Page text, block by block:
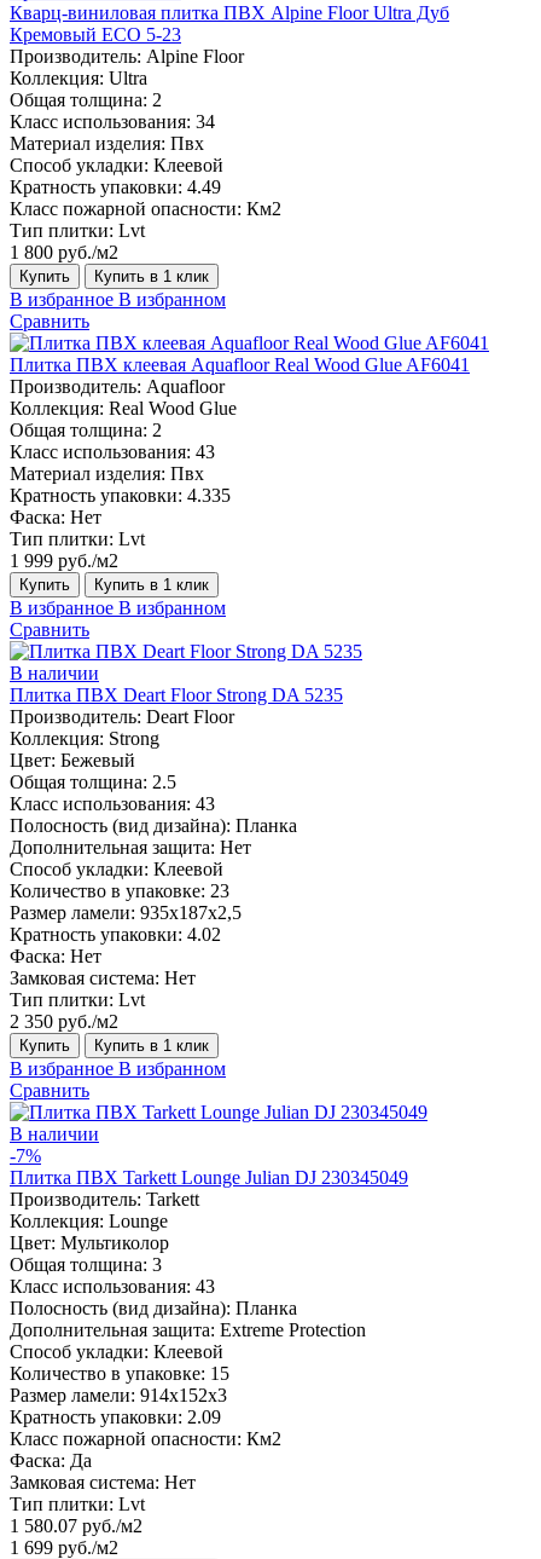
Кварц-виниловая плитка ПВХ Alpine Floor Ultra Дуб
Кремовый ECO 5-23
Производитель: Alpine Floor
Коллекция: Ultra
Общая толщина: 2
Класс использования: 34
Материал изделия: Пвх
Способ укладки: Клеевой
Кратность упаковки: 4.49
Класс пожарной опасности: Км2
Тип плитки: Lvt
1 800 руб./м2
Купить Купить в 1 клик
В избранное В избранном
Сравнить
Плитка ПВХ клеевая Aquafloor Real Wood Glue AF6041
Производитель: Aquafloor
Коллекция: Real Wood Glue
Общая толщина: 2
Класс использования: 43
Материал изделия: Пвх
Кратность упаковки: 4.335
Фаска: Нет
Тип плитки: Lvt
1 999 руб./м2
Купить Купить в 1 клик
В избранное В избранном
Сравнить
В наличии
Плитка ПВХ Deart Floor Strong DA 5235
Производитель: Deart Floor
Коллекция: Strong
Цвет: Бежевый
Общая толщина: 2.5
Класс использования: 43
Полосность (вид дизайна): Планка
Дополнительная защита: Нет
Способ укладки: Клеевой
Количество в упаковке: 23
Размер ламели: 935х187х2,5
Кратность упаковки: 4.02
Фаска: Нет
Замковая система: Нет
Тип плитки: Lvt
2 350 руб./м2
Купить Купить в 1 клик
В избранное В избранном
Сравнить
В наличии
-7%
Плитка ПВХ Tarkett Lounge Julian DJ 230345049
Производитель: Tarkett
Коллекция: Lounge
Цвет: Мультиколор
Общая толщина: 3
Класс использования: 43
Полосность (вид дизайна): Планка
Дополнительная защита: Extreme Protection
Способ укладки: Клеевой
Количество в упаковке: 15
Размер ламели: 914x152x3
Кратность упаковки: 2.09
Класс пожарной опасности: Км2
Фаска: Да
Замковая система: Нет
Тип плитки: Lvt
1 580.07 руб./м2
1 699 руб./м2